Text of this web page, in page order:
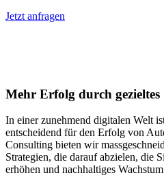
Jetzt anfragen
Mehr Erfolg durch
In einer zunehmend digitalen Welt
entscheidend für den Erfolg von
Consulting bieten wir
Strategien, die darauf abzielen, die
erhöhen und nachhaltiges